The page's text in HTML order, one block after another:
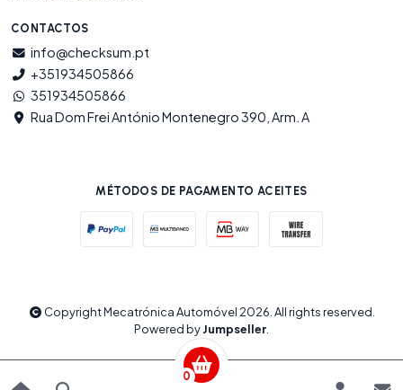
0
CONTACTOS
info@checksum.pt
+351934505866
351934505866
Rua Dom Frei António Montenegro 390, Arm. A
MÉTODOS DE PAGAMENTO ACEITES
Copyright Mecatrónica Automóvel 2026. All rights reserved.
Powered byJumpseller